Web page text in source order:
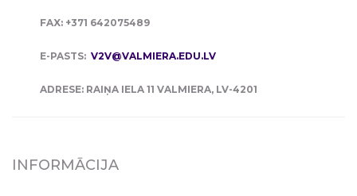
FAX: +371 642075489
E-PASTS: V2V@VALMIERA.EDU.LV
ADRESE: RAIŅA IELA 11 VALMIERA, LV-4201
INFORMĀCIJA